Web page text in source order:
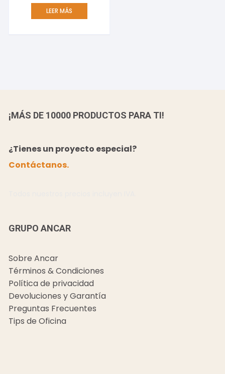
LEER MÁS
¡MÁS DE 10000 PRODUCTOS PARA TI!
¿Tienes un proyecto especial?
Contáctanos.
GRUPO ANCAR
Sobre Ancar
Términos & Condiciones
Política de privacidad
Devoluciones y Garantía
Preguntas Frecuentes
Tips de Oficina